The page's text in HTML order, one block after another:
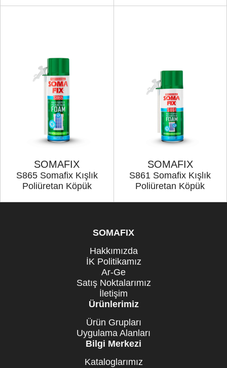
SOMAFIX
S865 Somafix Kışlık
Poliüretan Köpük
SOMAFIX
S861 Somafix Kışlık
Poliüretan Köpük
SOMAFIX
Hakkımızda
İK Politikamız
Ar-Ge
Satış Noktalarımız
İletişim
Ürünlerimiz
Ürün Grupları
Uygulama Alanları
Bilgi Merkezi
Kataloglarımız